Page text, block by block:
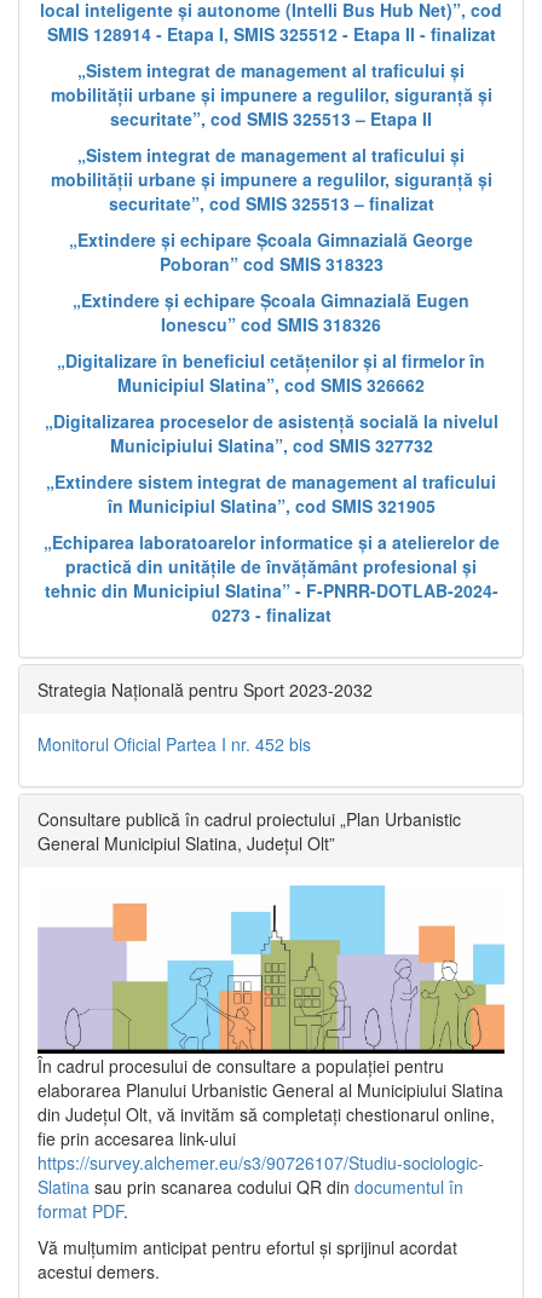
local inteligente și autonome (Intelli Bus Hub Net)”, cod
SMIS 128914 - Etapa I, SMIS 325512 - Etapa II - finalizat
„Sistem integrat de management al traficului și
mobilității urbane și impunere a regulilor, siguranță și
securitate”, cod SMIS 325513 – Etapa II
„Sistem integrat de management al traficului și
mobilității urbane și impunere a regulilor, siguranță și
securitate”, cod SMIS 325513 – finalizat
„Extindere și echipare Școala Gimnazială George
Poboran” cod SMIS 318323
„Extindere și echipare Școala Gimnazială Eugen
Ionescu” cod SMIS 318326
„Digitalizare în beneficiul cetățenilor și al firmelor în
Municipiul Slatina”, cod SMIS 326662
„Digitalizarea proceselor de asistență socială la nivelul
Municipiului Slatina”, cod SMIS 327732
„Extindere sistem integrat de management al traficului
în Municipiul Slatina”, cod SMIS 321905
„Echiparea laboratoarelor informatice și a atelierelor de
practică din unitățile de învățământ profesional și
tehnic din Municipiul Slatina” - F-PNRR-DOTLAB-2024-
0273 - finalizat
Strategia Națională pentru Sport 2023-2032
Monitorul Oficial Partea I nr. 452 bis
Consultare publică în cadrul proiectului „Plan Urbanistic
General Municipiul Slatina, Județul Olt”
În cadrul procesului de consultare a populaţiei pentru
elaborarea Planului Urbanistic General al Municipiului Slatina
din Județul Olt, vă invităm să completați chestionarul online,
fie prin accesarea link-ului
https://survey.alchemer.eu/s3/90726107/Studiu-sociologic-
Slatina sau prin scanarea codului QR din documentul în
format PDF.
Vă mulţumim anticipat pentru efortul şi sprijinul acordat
acestui demers.